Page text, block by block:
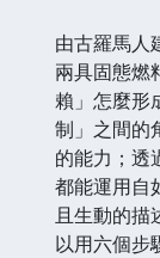
由古羅馬人
兩具固態燃
賴」怎麼形
制」之間的
的能力；透
都能運用自
且生動的描
以用六個步